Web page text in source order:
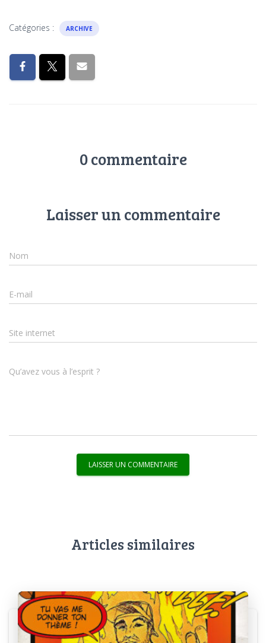
Catégories : ARCHIVE
0 commentaire
Laisser un commentaire
Nom
E-mail
Site internet
Qu’avez vous à l’esprit ?
Articles similaires